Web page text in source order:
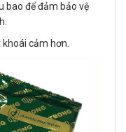
bao để đảm bảo vệ
cảm hơn.